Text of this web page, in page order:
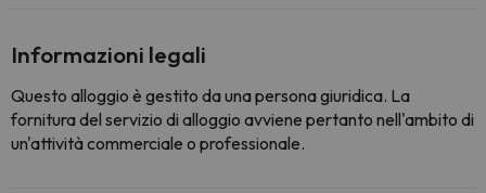
Informazioni legali
Questo alloggio è gestito da una persona giuridica. La
fornitura del servizio di alloggio avviene pertanto nell'ambito di
un'attività commerciale o professionale.